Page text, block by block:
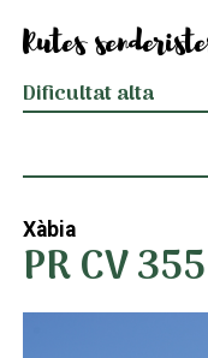
Rutes
Dificultat alta
Xàbia
PR CV